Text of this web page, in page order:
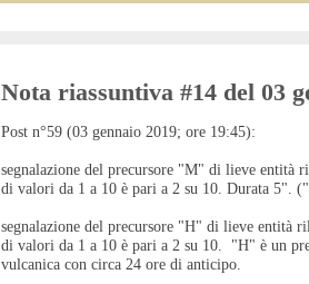
Nota riassuntiva #14 del 03
Post n°59 (03 gennaio 2019; ore 19:45):
segnalazione del precursore "M" di lieve entità
di valori da 1 a 10 è pari a 2 su 10. Durata 5".
segnalazione del precursore "H" di lieve entità
di valori da 1 a 10 è pari a 2 su 10. "H" è un
vulcanica con circa 24 ore di anticipo.